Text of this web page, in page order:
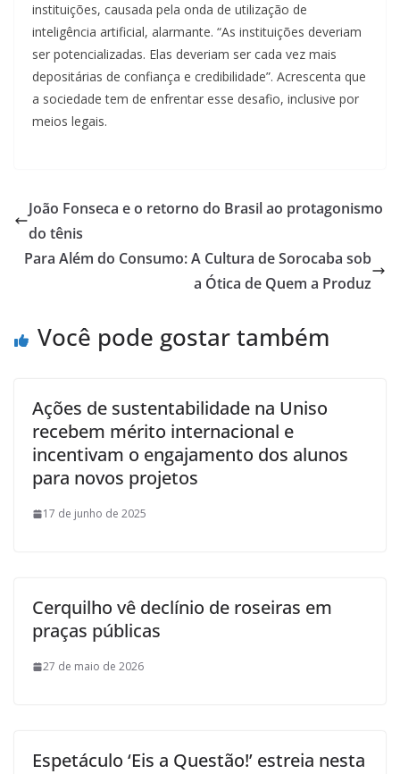
instituições, causada pela onda de utilização de
inteligência artificial, alarmante. “As instituições deveriam
ser potencializadas. Elas deveriam ser cada vez mais
depositárias de confiança e credibilidade”. Acrescenta que
a sociedade tem de enfrentar esse desafio, inclusive por
meios legais.
João Fonseca e o retorno do Brasil ao protagonismo
do tênis
Para Além do Consumo: A Cultura de Sorocaba sob
a Ótica de Quem a Produz
Você pode gostar também
Ações de sustentabilidade na Uniso
recebem mérito internacional e
incentivam o engajamento dos alunos
para novos projetos
17 de junho de 2025
Cerquilho vê declínio de roseiras em
praças públicas
27 de maio de 2026
Espetáculo ‘Eis a Questão!’ estreia nesta